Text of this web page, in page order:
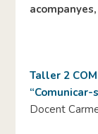
Taller 2
“Comunicar-
Docent